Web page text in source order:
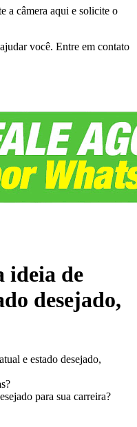
a câmera aqui e solicite o
você. Entre em contato
ideia de
desejado,
e estado desejado,
para sua carreira?